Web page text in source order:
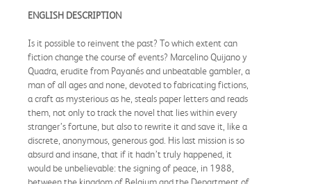
ENGLISH DESCRIPTION
Is it possible to reinvent the past? To which extent can
fiction change the course of events? Marcelino Quijano y
Quadra, erudite from Payanés and unbeatable gambler, a
man of all ages and none, devoted to fabricating fictions,
a craft as mysterious as he, steals paper letters and reads
them, not only to track the novel that lies within every
stranger’s fortune, but also to rewrite it and save it, like a
discrete, anonymous, generous god. His last mission is so
absurd and insane, that if it hadn’t truly happened, it
would be unbelievable: the signing of peace, in 1988,
between the kingdom of Belgium and the Department of